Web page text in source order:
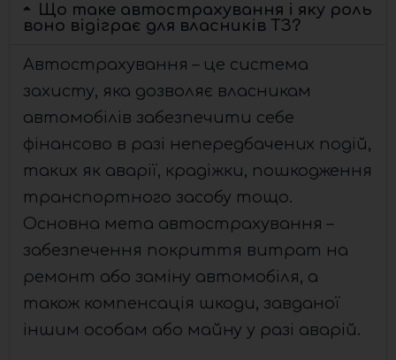
Що таке автострахування і яку роль
воно відіграє для власників ТЗ?
Автострахування – це система
захисту, яка дозволяє власникам
автомобілів забезпечити себе
фінансово в разі непередбачених подій,
таких як аварії, крадіжки, пошкодження
транспортного засобу тощо.
Основна мета автострахування –
забезпечення покриття витрат на
ремонт або заміну автомобіля, а
також компенсація шкоди, завданої
іншим особам або майну у разі аварій.